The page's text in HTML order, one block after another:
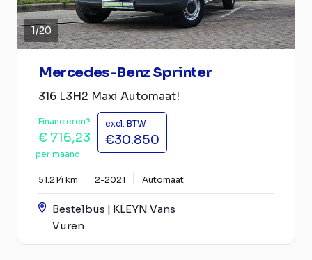
1/20
Mercedes-Benz Sprinter
316 L3H2 Maxi Automaat!
Financieren?
€ 716,23
per maand
excl. BTW
€30.850
51.214 km 2-2021 Automaat
Bestelbus | KLEYN Vans
Vuren